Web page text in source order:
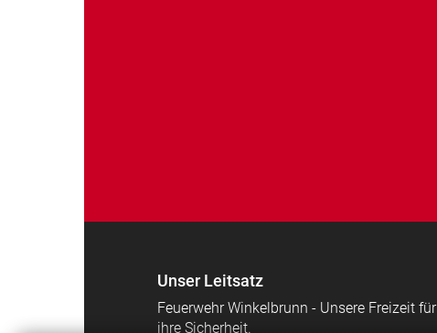
Unser Leitsatz
Feuerwehr Winkelbrunn - Unsere Freizeit für
ihre Sicherheit.